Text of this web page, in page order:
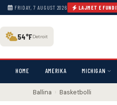
FRIDAY, 7 AUGUST 2026 LAJMET E FUNDIT
në një shkollë të mesme në Tajlandë
54°FDetroit
HOME AMERIKA MICHIGAN
Ballina › Basketbolli